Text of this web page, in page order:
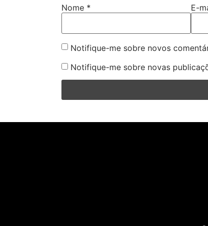
Nome * E-
Notifique-me sobre novos
Notifique-me sobre novas